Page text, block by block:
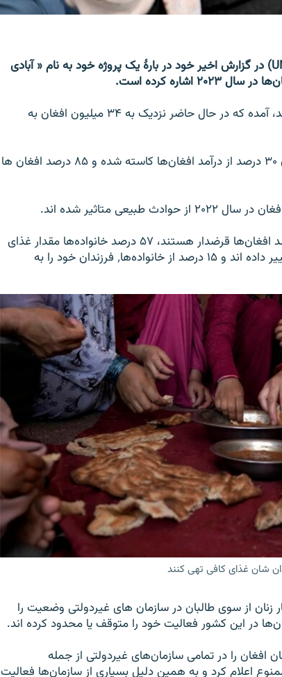
برنامۀ توسعه‌ا‌ی سازمان ملل متحد (UNDP) در گزارش اخیر خود در بارۀ یک پروژه‌ خود به نام « آبادی
اشاره کرده است.
در گزارشی که اواخر روز گذشته منتشر شد، آمده که در حال حاضر نزدیک به ۳۴ میلیون افغان به
بر اساس این گزارش، از سال ۲۰۲ تا کنون ۳۰ درصد از درآمد افغان‌ها کاسته شده و ۸۵ درصد افغان ها
بر اساس یافته های این سازمان، ۷۸ درصد افغان‌ها قرضدار هستند، ۵۷ درصد خانواده‌ها مقدار غذای
خود را کاهش داده اند یا غذای خود را تغییر داده اند و ۱۵ درصد از خانواده‌ها٬ فرزندان خود را به
شان غذای کافی تهی کنند
از سوی طالبان در سازمان های غیردولتی وضعیت را
کار زنان افغان را در تمامی سازمان‌های غیردولتی از جمله
اعلام کرد و به همین دلیل بسیاری از سازمان‌ها فعالیت